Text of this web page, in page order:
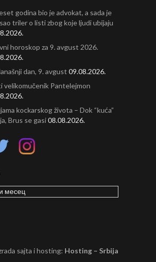
godina bio je advokat, a sada je
triler o listi zbog koje ljudi ubijaju
horoskop za 9. avgust 2026.
dan, 9. avgust 09.08.2026.
velikomučenik Pantelejmon
kockarskog života – Dok “kuća”
Brus se gasi08.08.2026.
sajta i hosting: Hosting – Srbija